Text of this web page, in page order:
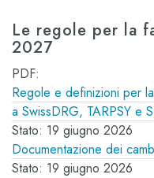
Le regole per la
2027
PDF:
Regole e definizioni per
a SwissDRG, TARPSY e
Stato: 19 giugno 2026
Documentazione dei
Stato: 19 giugno 2026